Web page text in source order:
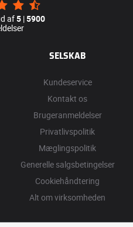
af5 |5900
SELSKAB
Kundeservice
Kontakt os
Brugeranmeldelser
Privatlivspolitik
Mæglingspolitik
Generelle salgsbetingelser
Cookiehåndtering
Alt om virksomheden